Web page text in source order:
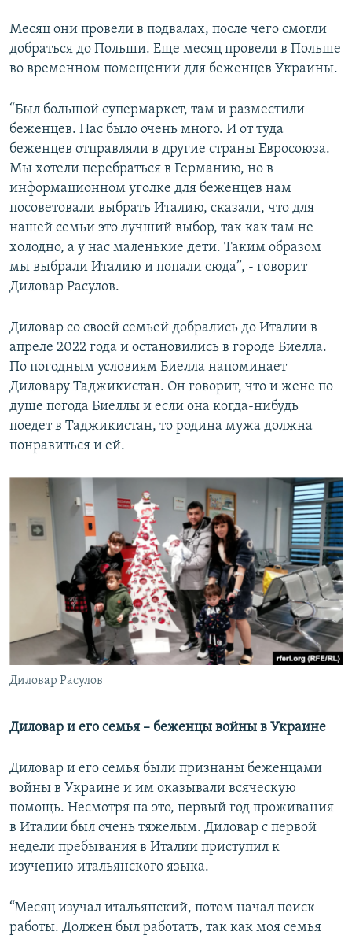
Месяц они провели в подвалах, после чего смогли
добраться до Польши. Еще месяц провели в Польше
во временном помещении для беженцев Украины.
“Был большой супермаркет, там и разместили
беженцев. Нас было очень много. И от туда
беженцев отправляли в другие страны Евросоюза.
Мы хотели перебраться в Германию, но в
информационном уголке для беженцев нам
посоветовали выбрать Италию, сказали, что для
нашей семьи это лучший выбор, так как там не
холодно, а у нас маленькие дети. Таким образом
мы выбрали Италию и попали сюда”, - говорит
Диловар Расулов.
Диловар со своей семьей добрались до Италии в
апреле 2022 года и остановились в городе Биелла.
По погодным условиям Биелла напоминает
Диловару Таджикистан. Он говорит, что и жене по
душе погода Биеллы и если она когда-нибудь
поедет в Таджикистан, то родина мужа должна
понравиться и ей.
Диловар Расулов
Диловар и его семья – беженцы войны в Украине
Диловар и его семья были признаны беженцами
войны в Украине и им оказывали всяческую
помощь. Несмотря на это, первый год проживания
в Италии был очень тяжелым. Диловар с первой
недели пребывания в Италии приступил к
изучению итальянского языка.
“Месяц изучал итальянский, потом начал поиск
работы. Должен был работать, так как моя семья